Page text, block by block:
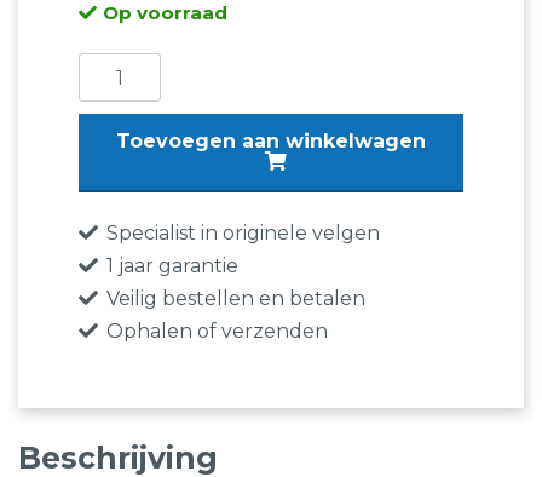
Op voorraad
Wielbouten
|
Skoda
–
Rapid
–
Octavia
–
aantal
Toevoegen aan winkelwagen
Specialist in originele velgen
1 jaar garantie
Veilig bestellen en betalen
Ophalen of verzenden
Beschrijving